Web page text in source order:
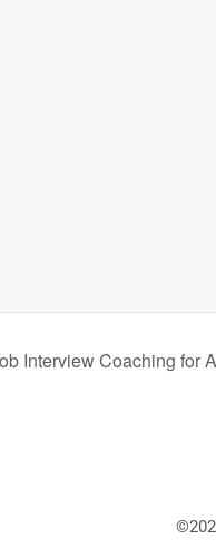
Interview Coaching for